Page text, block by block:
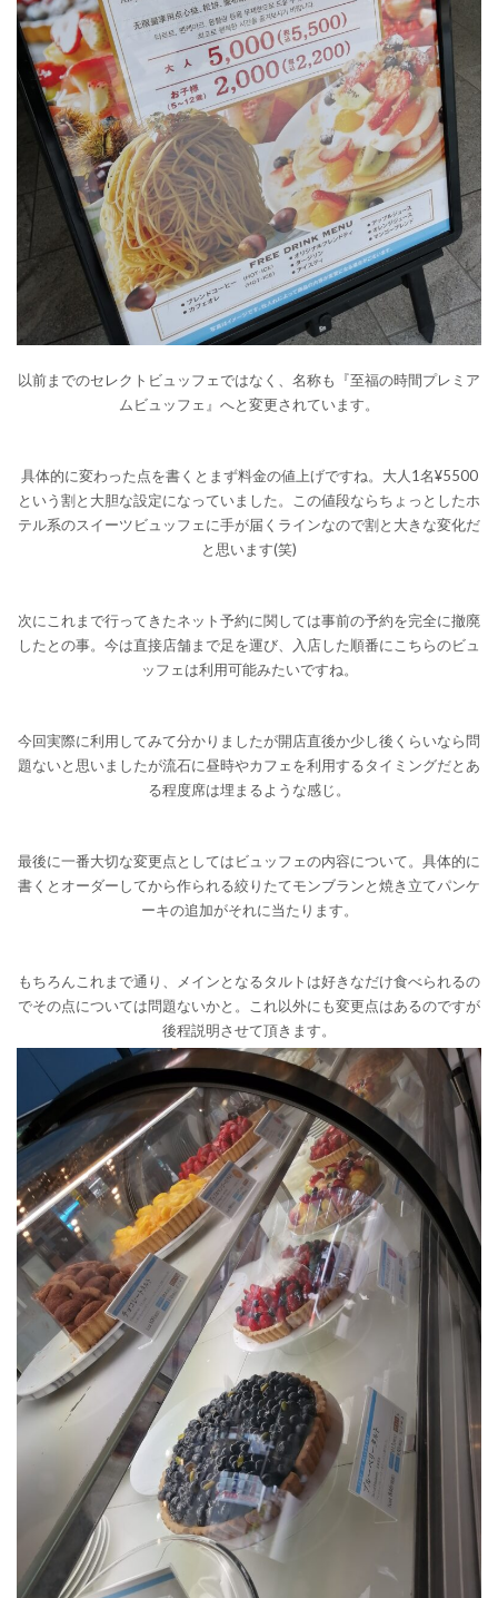
以前までのセレクトビュッフェではなく、名称も『至福の時間プレミア
ムビュッフェ』へと変更されています。
具体的に変わった点を書くとまず料金の値上げですね。大人1名¥5500
という割と大胆な設定になっていました。この値段ならちょっとしたホ
テル系のスイーツビュッフェに手が届くラインなので割と大きな変化だ
と思います(笑)
次にこれまで行ってきたネット予約に関しては事前の予約を完全に撤廃
したとの事。今は直接店舗まで足を運び、入店した順番にこちらのビュ
ッフェは利用可能みたいですね。
今回実際に利用してみて分かりましたが開店直後か少し後くらいなら問
題ないと思いましたが流石に昼時やカフェを利用するタイミングだとあ
る程度席は埋まるような感じ。
最後に一番大切な変更点としてはビュッフェの内容について。具体的に
書くとオーダーしてから作られる絞りたてモンブランと焼き立てパンケ
ーキの追加がそれに当たります。
もちろんこれまで通り、メインとなるタルトは好きなだけ食べられるの
でその点については問題ないかと。これ以外にも変更点はあるのですが
後程説明させて頂きます。